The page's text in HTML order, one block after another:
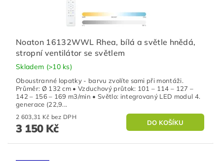
Noaton 16132WWL Rhea, bílá a světle hnědá,
stropní ventilátor se světlem
Skladem (>10 ks)
Oboustranné lopatky - barvu zvolíte sami při montáži.
Průměr: Ø 132 cm • Vzduchový průtok: 101 – 114 – 127 –
142 – 156 – 169 m3/min • Světlo: integrovaný LED modul 4.
generace (22,9...
2 603,31 Kč bez DPH
3 150 Kč